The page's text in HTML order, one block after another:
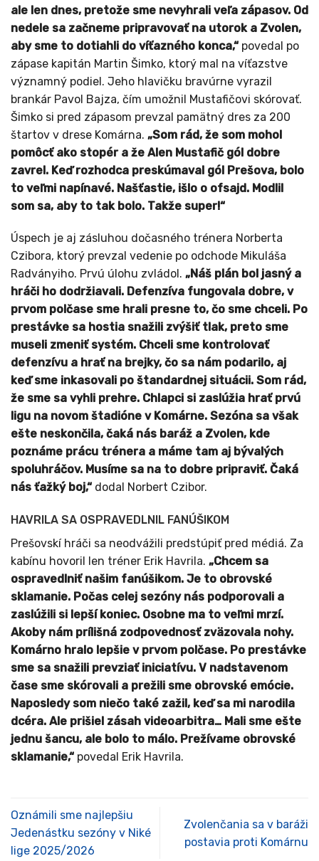
ale len dnes, pretože sme nevyhrali veľa zápasov. Od
nedele sa začneme pripravovať na utorok a Zvolen,
aby sme to dotiahli do víťazného konca,“ povedal po
zápase kapitán Martin Šimko, ktorý mal na víťazstve
významný podiel. Jeho hlavičku bravúrne vyrazil
brankár Pavol Bajza, čím umožnil Mustafičovi skórovať.
Šimko si pred zápasom prevzal pamätný dres za 200
štartov v drese Komárna. „Som rád, že som mohol
pomôcť ako stopér a že Alen Mustafič gól dobre
zavrel. Keď rozhodca preskúmaval gól Prešova, bolo
to veľmi napínavé. Našťastie, išlo o ofsajd. Modlil
som sa, aby to tak bolo. Takže super!“
Úspech je aj zásluhou dočasného trénera Norberta
Czibora, ktorý prevzal vedenie po odchode Mikuláša
Radványiho. Prvú úlohu zvládol. „Náš plán bol jasný a
hráči ho dodržiavali. Defenzíva fungovala dobre, v
prvom polčase sme hrali presne to, čo sme chceli. Po
prestávke sa hostia snažili zvýšiť tlak, preto sme
museli zmeniť systém. Chceli sme kontrolovať
defenzívu a hrať na brejky, čo sa nám podarilo, aj
keď sme inkasovali po štandardnej situácii. Som rád,
že sme sa vyhli prehre. Chlapci si zaslúžia hrať prvú
ligu na novom štadióne v Komárne. Sezóna sa však
ešte neskončila, čaká nás baráž a Zvolen, kde
poznáme prácu trénera a máme tam aj bývalých
spoluhráčov. Musíme sa na to dobre pripraviť. Čaká
nás ťažký boj,“ dodal Norbert Czibor.
HAVRILA SA OSPRAVEDLNIL FANÚŠIKOM
Prešovskí hráči sa neodvážili predstúpiť pred médiá. Za
kabínu hovoril len tréner Erik Havrila. „Chcem sa
ospravedlniť našim fanúšikom. Je to obrovské
sklamanie. Počas celej sezóny nás podporovali a
zaslúžili si lepší koniec. Osobne ma to veľmi mrzí.
Akoby nám prílišná zodpovednosť zväzovala nohy.
Komárno hralo lepšie v prvom polčase. Po prestávke
sme sa snažili prevziať iniciatívu. V nadstavenom
čase sme skórovali a prežili sme obrovské emócie.
Naposledy som niečo také zažil, keď sa mi narodila
dcéra. Ale prišiel zásah videoarbitra… Mali sme ešte
jednu šancu, ale bolo to málo. Prežívame obrovské
sklamanie,“ povedal Erik Havrila.
Oznámili sme najlepšiu
Jedenástku sezóny v Niké
lige 2025/2026
Zvolenčania sa v baráži
postavia proti Komárnu